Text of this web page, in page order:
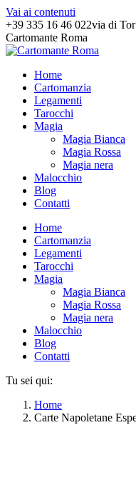
Vai ai contenuti
+39 335 16 46 022via di
Cartomante Roma
Home
Cartomanzia
Legamenti
Tarocchi
Magia
Magia Bianca
Magia Rossa
Magia nera
Malocchio
Blog
Contatti
Home
Cartomanzia
Legamenti
Tarocchi
Magia
Magia Bianca
Magia Rossa
Magia nera
Malocchio
Blog
Contatti
Tu sei qui:
Home
Carte Napoletane